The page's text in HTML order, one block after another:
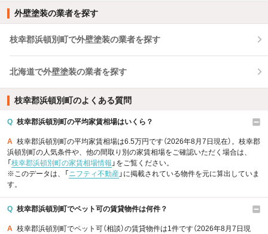
外壁塗装の業者を探す
枝幸郡浜頓別町で外壁塗装の業者を探す
北海道で外壁塗装の業者を探す
枝幸郡浜頓別町のよくある質問
Q 枝幸郡浜頓別町の平均家賃相場はいくら？
A 枝幸郡浜頓別町の平均家賃相場は6.5万円です（2026年8月7日現在）。枝幸郡
浜頓別町の人気条件や、他の間取り別の家賃相場をご確認いただく場合は、
「枝幸郡浜頓別町の家賃相場情報 」をご覧ください。
※このデータは、「ニフティ不動産 」に掲載されている物件を元に算出していま
す。
Q 枝幸郡浜頓別町でペット可の賃貸物件は何件？
A 枝幸郡浜頓別町でペット可（相談）の賃貸物件は1件です（2026年8月7日現